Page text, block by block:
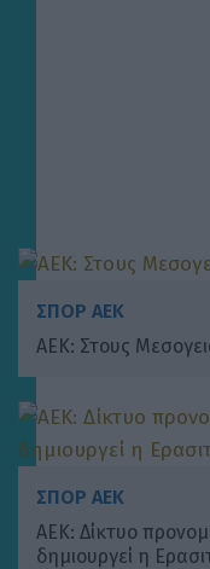
ΣΠΟΡ ΑΕΚ
ΑΕΚ: Στους
ΣΠΟΡ ΑΕΚ
ΑΕΚ: Δίκτυο
δημιουργεί η